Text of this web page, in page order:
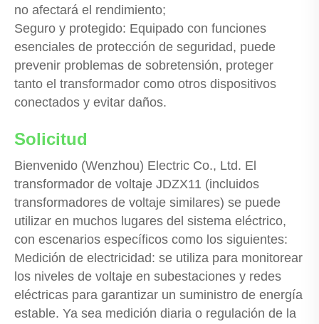
no afectará el rendimiento;
Seguro y protegido: Equipado con funciones
esenciales de protección de seguridad, puede
prevenir problemas de sobretensión, proteger
tanto el transformador como otros dispositivos
conectados y evitar daños.
Solicitud
Bienvenido (Wenzhou) Electric Co., Ltd. El
transformador de voltaje JDZX11 (incluidos
transformadores de voltaje similares) se puede
utilizar en muchos lugares del sistema eléctrico,
con escenarios específicos como los siguientes:
Medición de electricidad: se utiliza para monitorear
los niveles de voltaje en subestaciones y redes
eléctricas para garantizar un suministro de energía
estable. Ya sea medición diaria o regulación de la